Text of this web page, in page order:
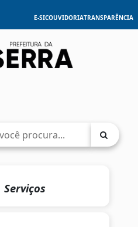
E-SICOUVIDORIATRANSPARÊNCIA
Serviços